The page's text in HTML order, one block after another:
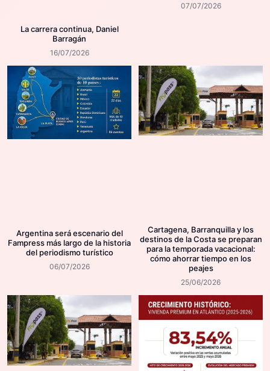
La carrera continua, Daniel
Barragán
16/07/2026
07/07/2026
Argentina será escenario del
Fampress más largo de la historia
del periodismo turístico
06/07/2026
Cartagena, Barranquilla y los
destinos de la Costa se preparan
para la temporada vacacional:
cómo ahorrar tiempo en los
peajes
25/06/2026